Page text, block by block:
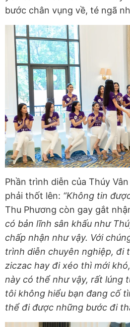
bước chân vụng về, té ngã
Phần trình diễn của Thúy
phải thốt lên: “Không tin
Thu Phương còn gay gắt
có bản lĩnh sân khấu như
chấp nhận như vậy. Với
trình diễn chuyên nghiệp, đi
ziczac hay đi xéo thì mới
này có thể như vậy, rất lúng
tôi không hiểu bạn đang cố
thể đi được những bước đi